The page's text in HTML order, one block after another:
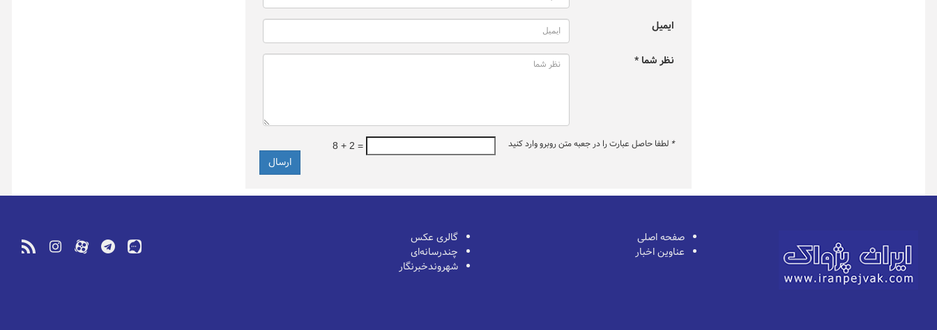
ایمیل
نظر شما *
* لطفا حاصل عبارت را در جعبه متن روبرو وارد کنید 8 + 2 =
صفحه اصلی
عناوین اخبار
گالری عکس
چندرسانه‌ای
شهروندخبرنگار